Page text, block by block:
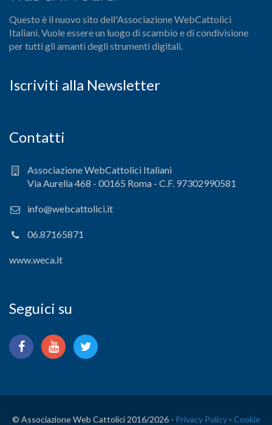
Questo è il nuovo sito dell'Associazione WebCattolici
Italiani. Vuole essere un luogo di scambio e di condivisione
per tutti gli amanti degli strumenti digitali.
Iscriviti alla Newsletter
Contatti
Associazione WebCattolici Italiani
Via Aurelia 468 - 00165 Roma - C.F. 97302990581
info@webcattolici.it
06.87165871
www.weca.it
Seguici su
© Associazione Web Cattolici 2016/2026 - Privacy Policy- Cookie